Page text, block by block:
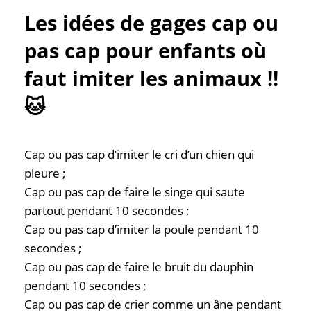
Les idées de gages cap ou
pas cap pour enfants où
faut imiter les animaux !!
🐱
Cap ou pas cap d’imiter le cri d’un chien qui
pleure ;
Cap ou pas cap de faire le singe qui saute
partout pendant 10 secondes ;
Cap ou pas cap d’imiter la poule pendant 10
secondes ;
Cap ou pas cap de faire le bruit du dauphin
pendant 10 secondes ;
Cap ou pas cap de crier comme un âne pendant